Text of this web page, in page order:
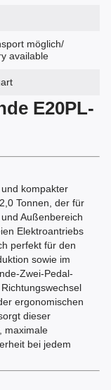
möglich/
available
E20PL-
kompakter
Tonnen, der für
Außenbereich
Elektroantriebs
perfekt für den
sowie im
Zwei-Pedal-
ergonomischen
dieser
maximale
bei jedem